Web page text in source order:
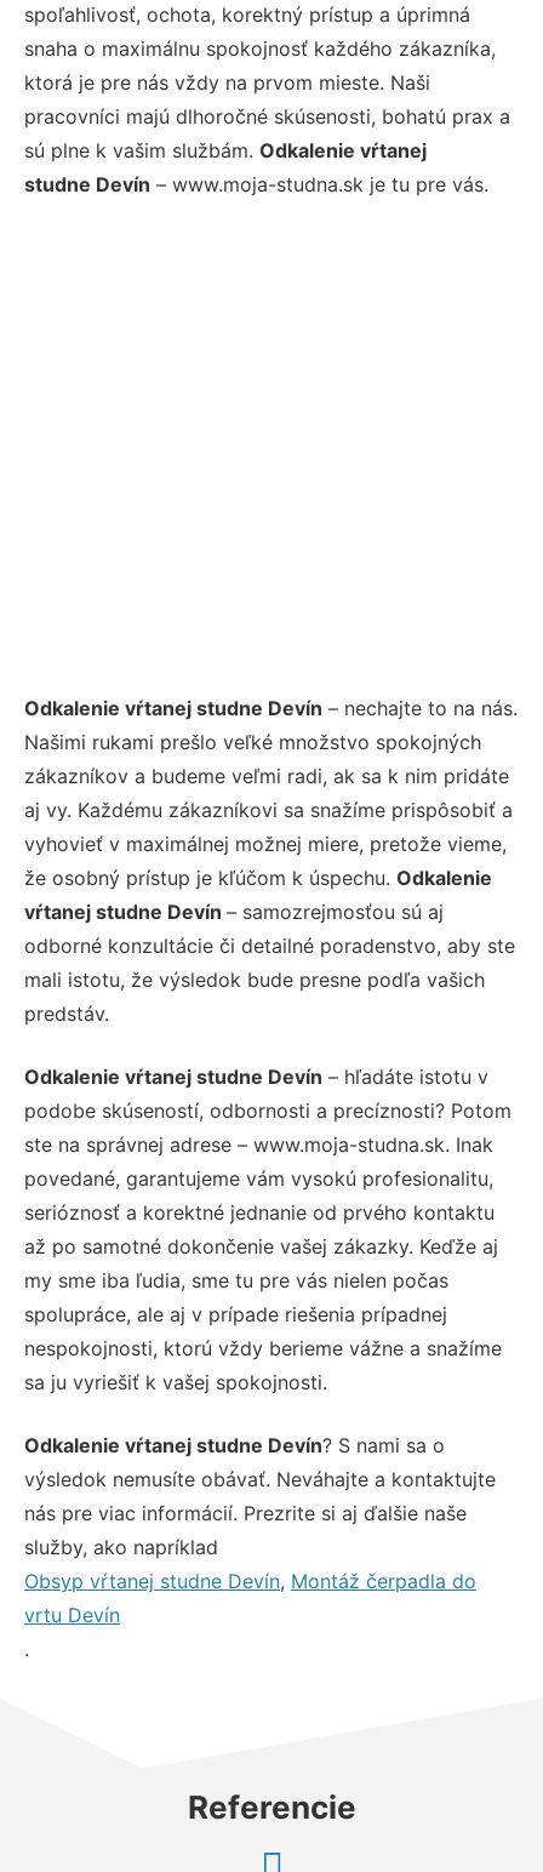
spoľahlivosť, ochota, korektný prístup a úprimná
snaha o maximálnu spokojnosť každého zákazníka,
ktorá je pre nás vždy na prvom mieste. Naši
pracovníci majú dlhoročné skúsenosti, bohatú prax a
sú plne k vašim službám. Odkalenie vŕtanej
studne Devín – www.moja-studna.sk je tu pre vás.
Odkalenie vŕtanej studne Devín – nechajte to na nás.
Našimi rukami prešlo veľké množstvo spokojných
zákazníkov a budeme veľmi radi, ak sa k nim pridáte
aj vy. Každému zákazníkovi sa snažíme prispôsobiť a
vyhovieť v maximálnej možnej miere, pretože vieme,
že osobný prístup je kľúčom k úspechu. Odkalenie
vŕtanej studne Devín – samozrejmosťou sú aj
odborné konzultácie či detailné poradenstvo, aby ste
mali istotu, že výsledok bude presne podľa vašich
predstáv.
Odkalenie vŕtanej studne Devín – hľadáte istotu v
podobe skúseností, odbornosti a precíznosti? Potom
ste na správnej adrese – www.moja-studna.sk. Inak
povedané, garantujeme vám vysokú profesionalitu,
serióznosť a korektné jednanie od prvého kontaktu
až po samotné dokončenie vašej zákazky. Keďže aj
my sme iba ľudia, sme tu pre vás nielen počas
spolupráce, ale aj v prípade riešenia prípadnej
nespokojnosti, ktorú vždy berieme vážne a snažíme
sa ju vyriešiť k vašej spokojnosti.
Odkalenie vŕtanej studne Devín? S nami sa o
výsledok nemusíte obávať. Neváhajte a kontaktujte
nás pre viac informácií. Prezrite si aj ďalšie naše
služby, ako napríklad
Obsyp vŕtanej studne Devín, Montáž čerpadla do
vrtu Devín
.
Referencie